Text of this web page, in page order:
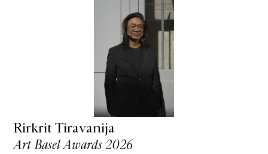
Rirkrit Tiravanija
Art Basel Awards 2026